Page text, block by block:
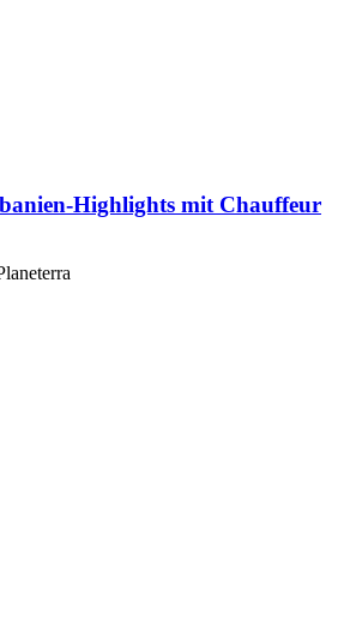
Highlights mit Chauffeur